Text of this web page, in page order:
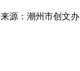
来源：潮州市创文办